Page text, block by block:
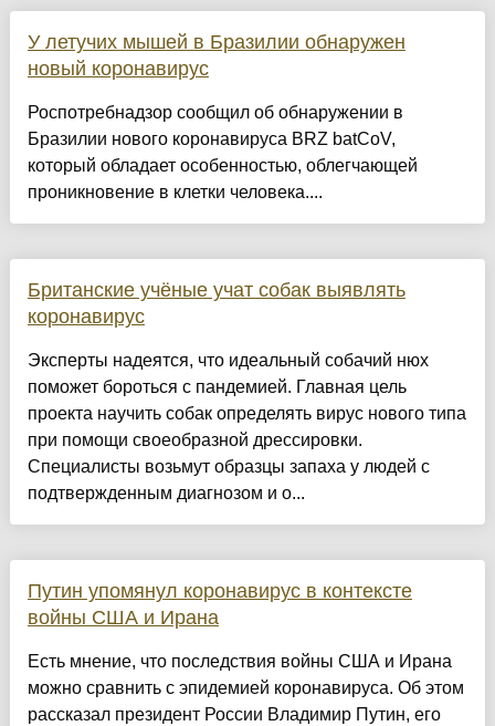
У летучих мышей в Бразилии обнаружен
новый коронавирус
Роспотребнадзор сообщил об обнаружении в
Бразилии нового коронавируса BRZ batCoV,
который обладает особенностью, облегчающей
проникновение в клетки человека....
Британские учёные учат собак выявлять
коронавирус
Эксперты надеятся, что идеальный собачий нюх
поможет бороться с пандемией. Главная цель
проекта научить собак определять вирус нового типа
при помощи своеобразной дрессировки.
Специалисты возьмут образцы запаха у людей с
подтвержденным диагнозом и о...
Путин упомянул коронавирус в контексте
войны США и Ирана
Есть мнение, что последствия войны США и Ирана
можно сравнить с эпидемией коронавируса. Об этом
рассказал президент России Владимир Путин, его